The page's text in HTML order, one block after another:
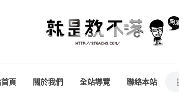
頁 關於我們 全站導覽 聯絡本站